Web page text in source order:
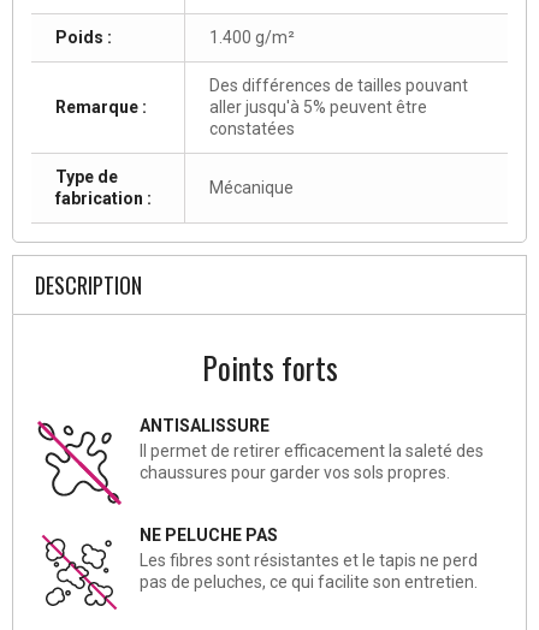
Poids : 1.400 g/m²
Remarque :
Des différences de tailles pouvant
aller jusqu'à 5% peuvent être
constatées
Type de
fabrication :
Mécanique
DESCRIPTION
Points forts
ANTISALISSURE
Il permet de retirer efficacement la saleté des
chaussures pour garder vos sols propres.
NE PELUCHE PAS
Les fibres sont résistantes et le tapis ne perd
pas de peluches, ce qui facilite son entretien.